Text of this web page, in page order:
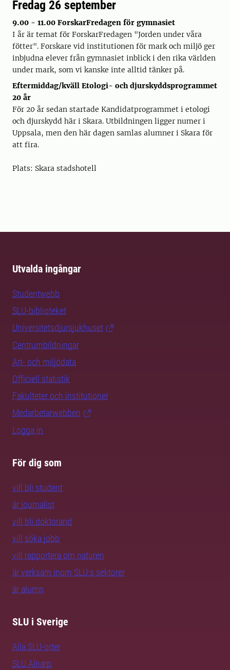
Fredag 26 september
9.00 - 11.00 ForskarFredagen för gymnasiet
I år är temat för ForskarFredagen "Jorden under våra
fötter". Forskare vid institutionen för mark och miljö ger
inbjudna elever från gymnasiet inblick i den rika världen
under mark, som vi kanske inte alltid tänker på.
Eftermiddag/kväll Etologi- och djurskyddsprogrammet
20 år
För 20 år sedan startade Kandidatprogrammet i etologi
och djurskydd här i Skara. Utbildningen ligger numer i
Uppsala, men den här dagen samlas alumner i Skara för
att fira.
Plats: Skara stadshotell
Utvalda ingångar
Studentwebb
SLU-biblioteket
Universitetsdjursjukhuset
Centrumbildningar
Art- och miljödata
Officiell statistik
Fakulteter och institutioner
Medarbetarwebben
Logga in
För dig som
vill bli student
är journalist
vill bli doktorand
vill söka jobb
vill rapportera om naturen
är verksam inom SLU:s sektorer
är alumn
SLU i Sverige
Alla SLU-orter
SLU Alnarp